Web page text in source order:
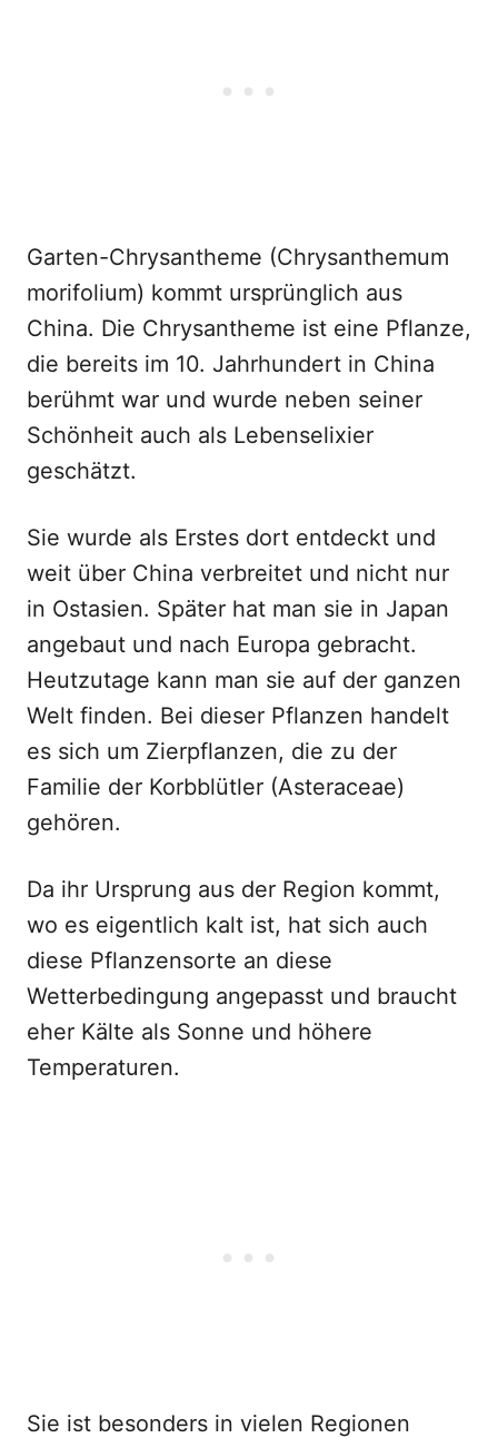
Garten-Chrysantheme (Chrysanthemum
morifolium) kommt ursprünglich aus
China. Die Chrysantheme ist eine Pflanze,
die bereits im 10. Jahrhundert in China
berühmt war und wurde neben seiner
Schönheit auch als Lebenselixier
geschätzt.
Sie wurde als Erstes dort entdeckt und
weit über China verbreitet und nicht nur
in Ostasien. Später hat man sie in Japan
angebaut und nach Europa gebracht.
Heutzutage kann man sie auf der ganzen
Welt finden. Bei dieser Pflanzen handelt
es sich um Zierpflanzen, die zu der
Familie der Korbblütler (Asteraceae)
gehören.
Da ihr Ursprung aus der Region kommt,
wo es eigentlich kalt ist, hat sich auch
diese Pflanzensorte an diese
Wetterbedingung angepasst und braucht
eher Kälte als Sonne und höhere
Temperaturen.
Sie ist besonders in vielen Regionen